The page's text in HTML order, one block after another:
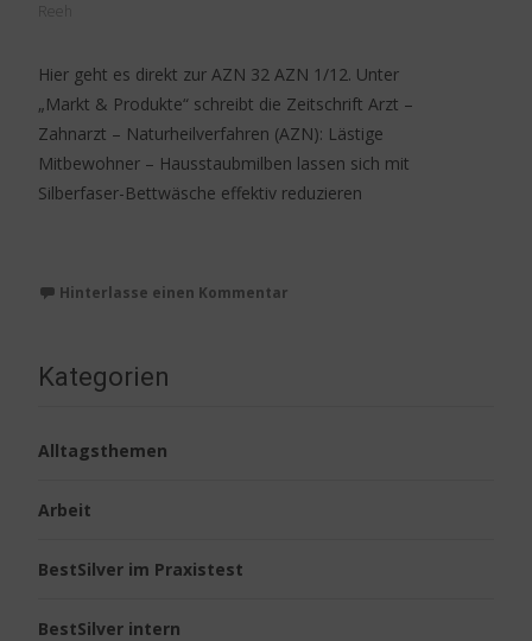
Reeh
Hier geht es direkt zur AZN 32 AZN 1/12. Unter
„Markt & Produkte“ schreibt die Zeitschrift Arzt –
Zahnarzt – Naturheilverfahren (AZN): Lästige
Mitbewohner – Hausstaubmilben lassen sich mit
Silberfaser-Bettwäsche effektiv reduzieren
Hinterlasse einen Kommentar
Kategorien
Alltagsthemen
Arbeit
BestSilver im Praxistest
BestSilver intern